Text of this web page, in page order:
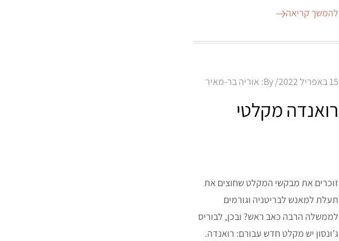
להמשך קריאה
Posted
15 באפריל 2022 By: אוריה בר-מאיר
רואנדה מקלטי
זוכרים את מבקשי המקלט שחוצים את
תעלת למאנש לבריטניה וגורמים
לממשלה הרבה כאב ראש? ובכן, לבוריס
ג’ונסון יש מקלט חדש עבורם: רואנדה.